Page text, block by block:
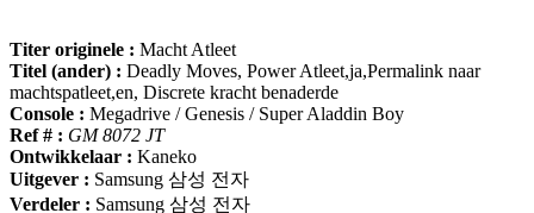
Titer originele : Macht Atleet
Titel (ander) : Deadly Moves, Power Atleet,ja,Permalink naar
machtspatleet,en, Discrete kracht benaderde
Console : Megadrive / Genesis / Super Aladdin Boy
Ref # : GM 8072 JT
Ontwikkelaar : Kaneko
Uitgever : Samsung 삼성 전자
Verdeler : Samsung 삼성 전자